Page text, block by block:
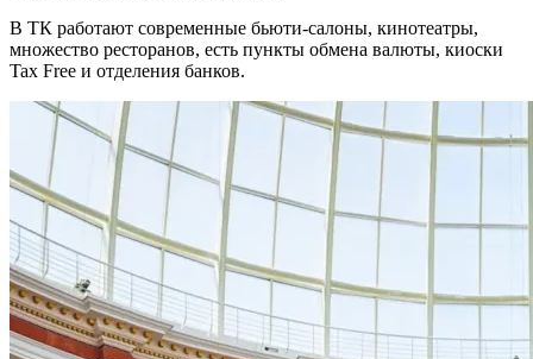
В ТК работают современные бьюти-салоны, кинотеатры,
множество ресторанов, есть пункты обмена валюты, киоски
Tax Free и отделения банков.